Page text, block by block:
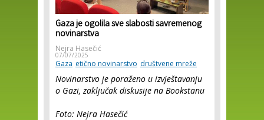
Gaza je ogolila sve slabosti savremenog
novinarstva
Nejra Hasečić
07/07/2025
Gaza etično novinarstvo društvene mreže
Novinarstvo je poraženo u izvještavanju
o Gazi, zaključak diskusije na Bookstanu
Foto: Nejra Hasečić